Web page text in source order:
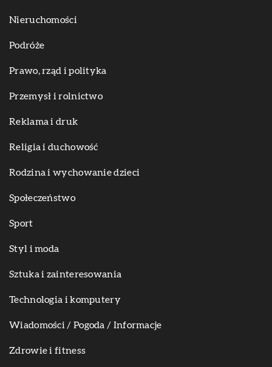
Nieruchomości
Podróże
Prawo, rząd i polityka
Przemysł i rolnictwo
Reklama i druk
Religia i duchowość
Rodzina i wychowanie dzieci
Społeczeństwo
Sport
Styl i moda
Sztuka i zainteresowania
Technologia i komputery
Wiadomości / Pogoda / Informacje
Zdrowie i fitness